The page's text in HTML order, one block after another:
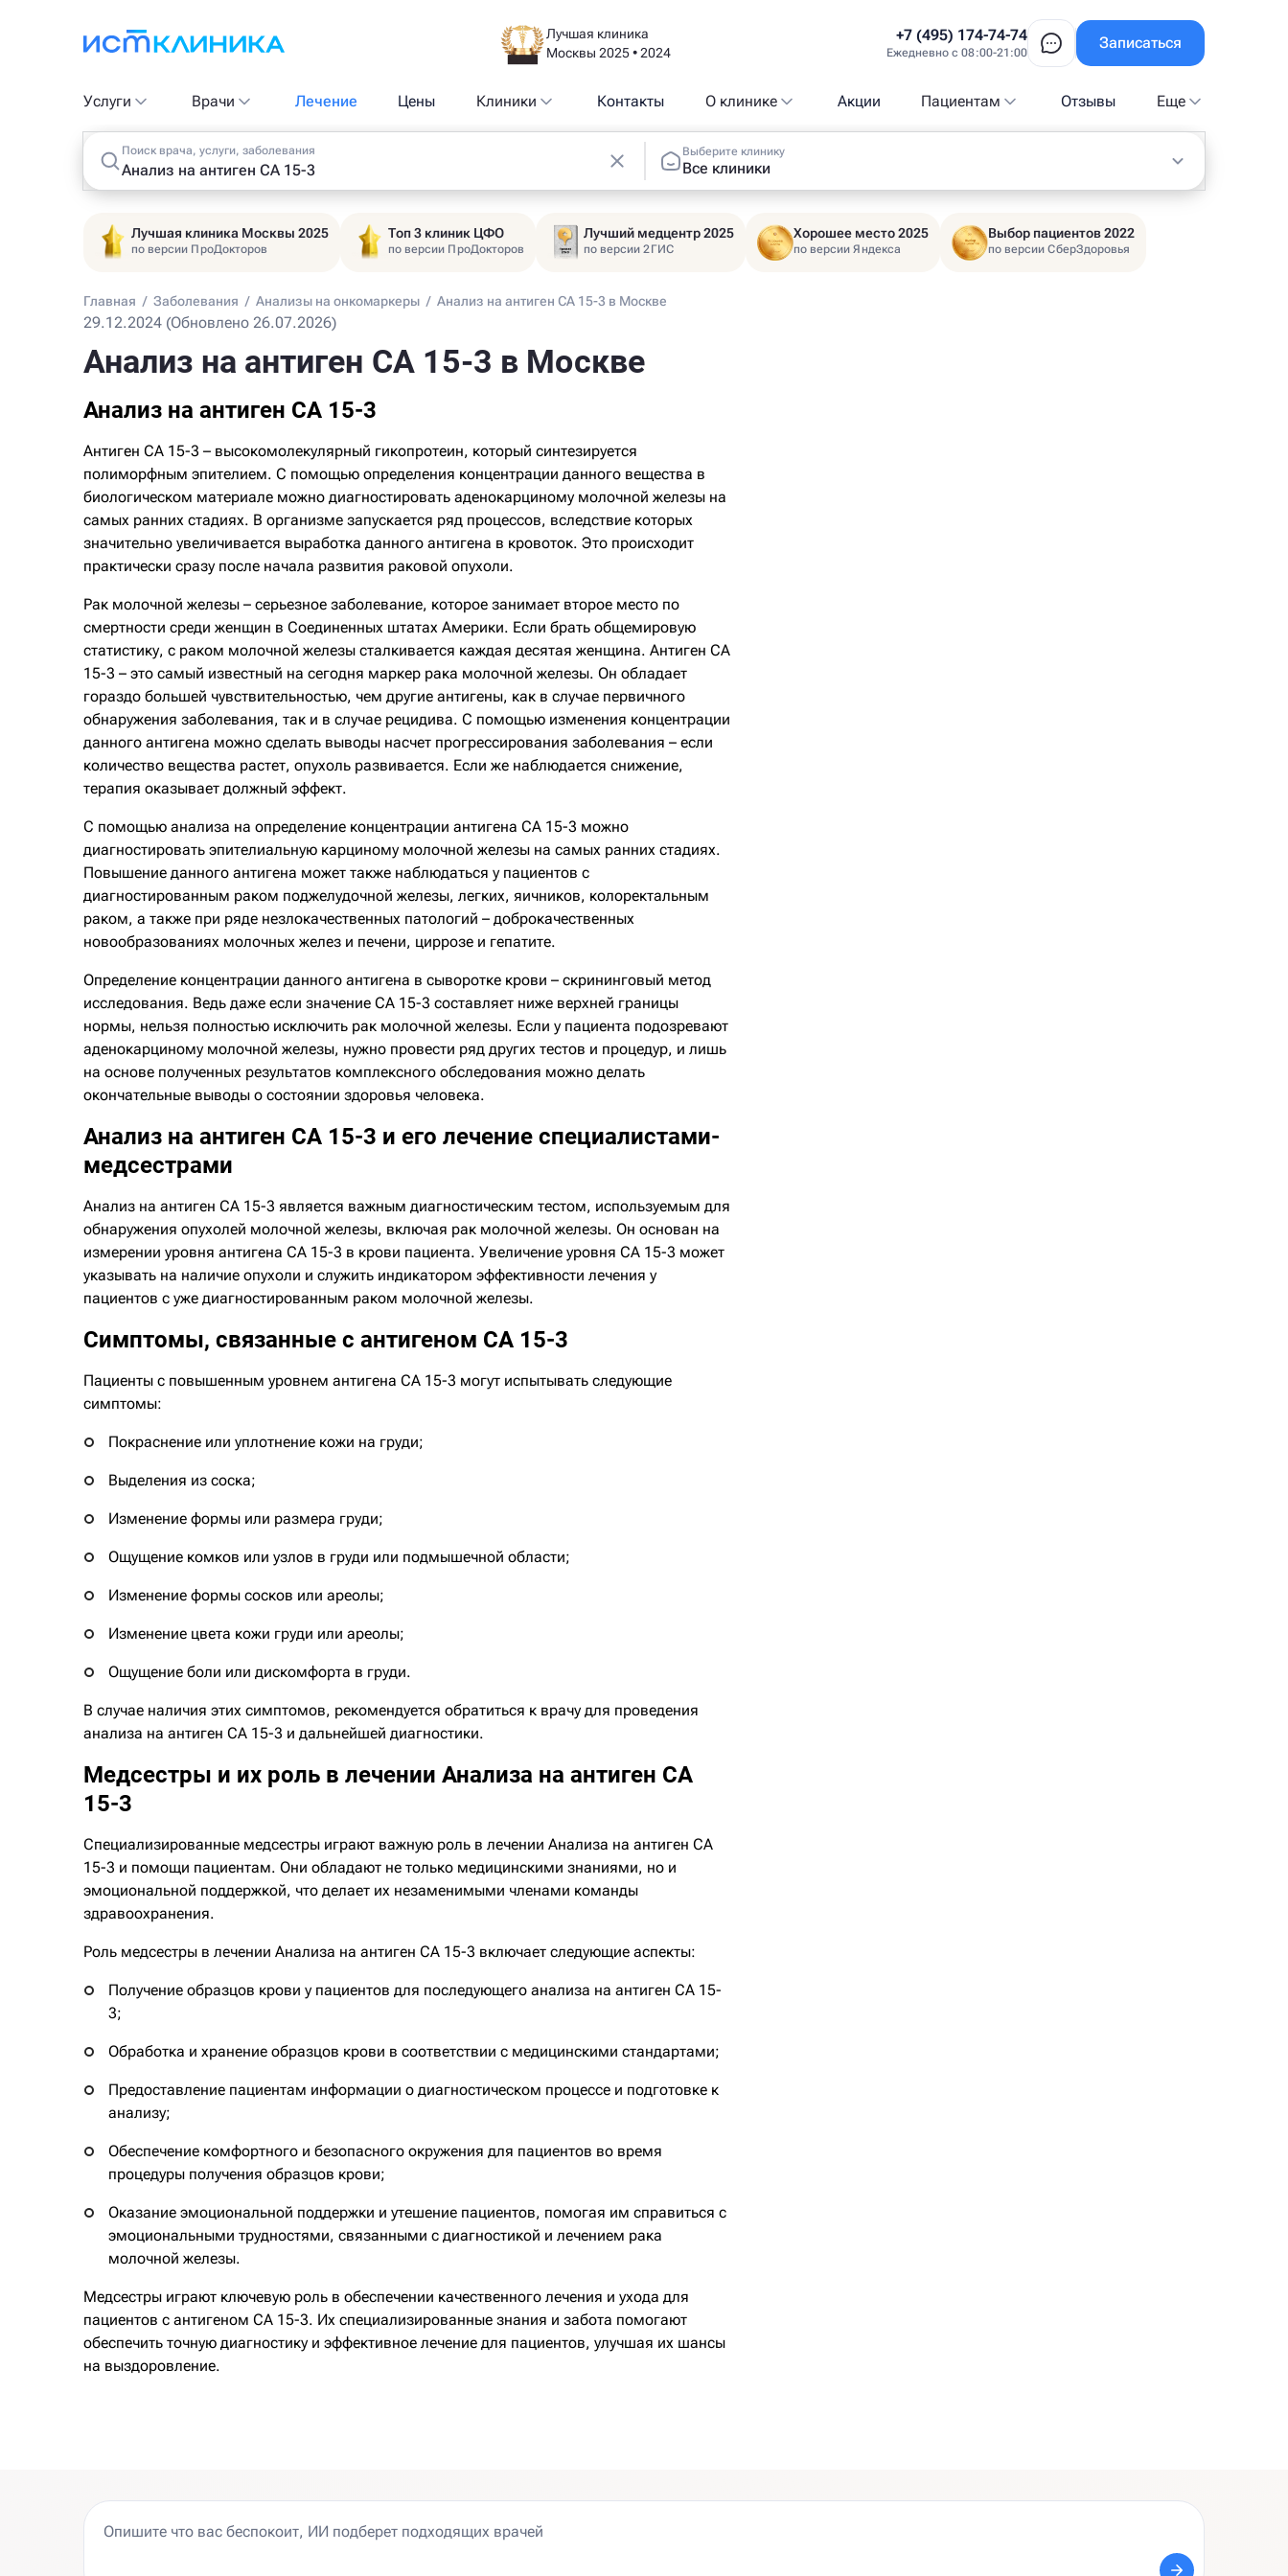
Лучшая клиника
Москвы 2025 • 2024
+7 (495) 174-74-74
Ежедневно с 08:00-21:00
Записаться
Услуги Врачи Лечение Цены Клиники Контакты О клинике Акции Пациентам Отзывы Еще
Поиск врача, услуги, заболевания Выберите клинику
Все клиники
Лучшая клиника Москвы 2025
по версии ПроДокторов
Топ 3 клиник ЦФО
по версии ПроДокторов
Лучший медцентр 2025
по версии 2ГИС
Хорошее место 2025
по версии Яндекса
Выбор пациентов 2022
по версии СберЗдоровья
Главная / Заболевания / Анализы на онкомаркеры / Анализ на антиген СА 15-3 в Москве
29.12.2024 (Обновлено 26.07.2026)
Анализ на антиген СА 15-3 в Москве
Анализ на антиген СА 15-3
Антиген СА 15-3 – высокомолекулярный гикопротеин, который синтезируется
полиморфным эпителием. С помощью определения концентрации данного вещества в
биологическом материале можно диагностировать аденокарциному молочной железы на
самых ранних стадиях. В организме запускается ряд процессов, вследствие которых
значительно увеличивается выработка данного антигена в кровоток. Это происходит
практически сразу после начала развития раковой опухоли.
Рак молочной железы – серьезное заболевание, которое занимает второе место по
смертности среди женщин в Соединенных штатах Америки. Если брать общемировую
статистику, с раком молочной железы сталкивается каждая десятая женщина. Антиген СА
15-3 – это самый известный на сегодня маркер рака молочной железы. Он обладает
гораздо большей чувствительностью, чем другие антигены, как в случае первичного
обнаружения заболевания, так и в случае рецидива. С помощью изменения концентрации
данного антигена можно сделать выводы насчет прогрессирования заболевания – если
количество вещества растет, опухоль развивается. Если же наблюдается снижение,
терапия оказывает должный эффект.
С помощью анализа на определение концентрации антигена СА 15-3 можно
диагностировать эпителиальную карциному молочной железы на самых ранних стадиях.
Повышение данного антигена может также наблюдаться у пациентов с
диагностированным раком поджелудочной железы, легких, яичников, колоректальным
раком, а также при ряде незлокачественных патологий – доброкачественных
новообразованиях молочных желез и печени, циррозе и гепатите.
Определение концентрации данного антигена в сыворотке крови – скрининговый метод
исследования. Ведь даже если значение СА 15-3 составляет ниже верхней границы
нормы, нельзя полностью исключить рак молочной железы. Если у пациента подозревают
аденокарциному молочной железы, нужно провести ряд других тестов и процедур, и лишь
на основе полученных результатов комплексного обследования можно делать
окончательные выводы о состоянии здоровья человека.
Анализ на антиген СА 15-3 и его лечение специалистами-
медсестрами
Анализ на антиген СА 15-3 является важным диагностическим тестом, используемым для
обнаружения опухолей молочной железы, включая рак молочной железы. Он основан на
измерении уровня антигена СА 15-3 в крови пациента. Увеличение уровня СА 15-3 может
указывать на наличие опухоли и служить индикатором эффективности лечения у
пациентов с уже диагностированным раком молочной железы.
Симптомы, связанные с антигеном СА 15-3
Пациенты с повышенным уровнем антигена СА 15-3 могут испытывать следующие
симптомы:
Покраснение или уплотнение кожи на груди;
Выделения из соска;
Изменение формы или размера груди;
Ощущение комков или узлов в груди или подмышечной области;
Изменение формы сосков или ареолы;
Изменение цвета кожи груди или ареолы;
Ощущение боли или дискомфорта в груди.
В случае наличия этих симптомов, рекомендуется обратиться к врачу для проведения
анализа на антиген СА 15-3 и дальнейшей диагностики.
Медсестры и их роль в лечении Анализа на антиген СА
15-3
Специализированные медсестры играют важную роль в лечении Анализа на антиген СА
15-3 и помощи пациентам. Они обладают не только медицинскими знаниями, но и
эмоциональной поддержкой, что делает их незаменимыми членами команды
здравоохранения.
Роль медсестры в лечении Анализа на антиген СА 15-3 включает следующие аспекты:
Получение образцов крови у пациентов для последующего анализа на антиген СА 15-
3;
Обработка и хранение образцов крови в соответствии с медицинскими стандартами;
Предоставление пациентам информации о диагностическом процессе и подготовке к
анализу;
Обеспечение комфортного и безопасного окружения для пациентов во время
процедуры получения образцов крови;
Оказание эмоциональной поддержки и утешение пациентов, помогая им справиться с
эмоциональными трудностями, связанными с диагностикой и лечением рака
молочной железы.
Медсестры играют ключевую роль в обеспечении качественного лечения и ухода для
пациентов с антигеном СА 15-3. Их специализированные знания и забота помогают
обеспечить точную диагностику и эффективное лечение для пациентов, улучшая их шансы
на выздоровление.